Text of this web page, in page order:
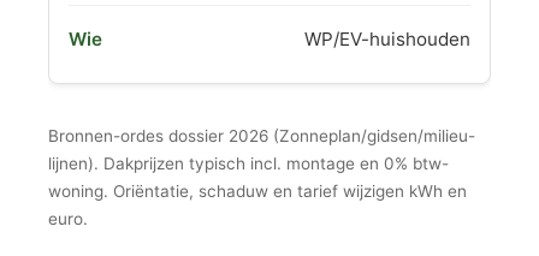
WP/EV-huishouden
Bronnen-ordes dossier 2026 (Zonneplan/gidsen/milieu-
lijnen). Dakprijzen typisch incl. montage en 0% btw-
woning. Oriëntatie, schaduw en tarief wijzigen kWh en
euro.